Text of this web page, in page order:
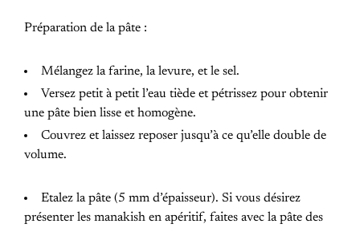
Préparation de la pâte :
Mélangez la farine, la levure, et le sel.
Versez petit à petit l’eau tiède et pétrissez pour obtenir
une pâte bien lisse et homogène.
Couvrez et laissez reposer jusqu’à ce qu’elle double de
volume.
Etalez la pâte (5 mm d’épaisseur). Si vous désirez
présenter les manakish en apéritif, faites avec la pâte des